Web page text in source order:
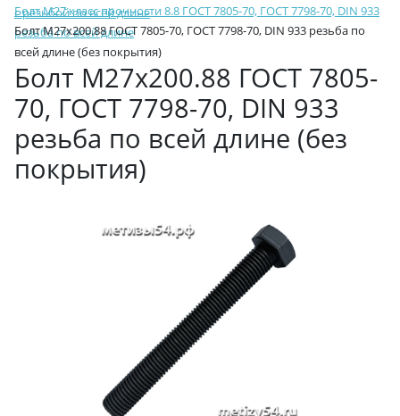
с резьбой по всей длине
Болт М27 класс прочности 8.8 ГОСТ 7805-70, ГОСТ 7798-70, DIN 933
резьба по всей длине
Болт М27х200.88 ГОСТ 7805-70, ГОСТ 7798-70, DIN 933 резьба по
всей длине (без покрытия)
Болт М27х200.88 ГОСТ 7805-
70, ГОСТ 7798-70, DIN 933
резьба по всей длине (без
покрытия)